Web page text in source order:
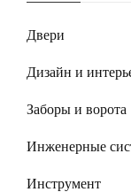
Двери
Дизайн и
Заборы и ворота
Инженерные
Инструмент